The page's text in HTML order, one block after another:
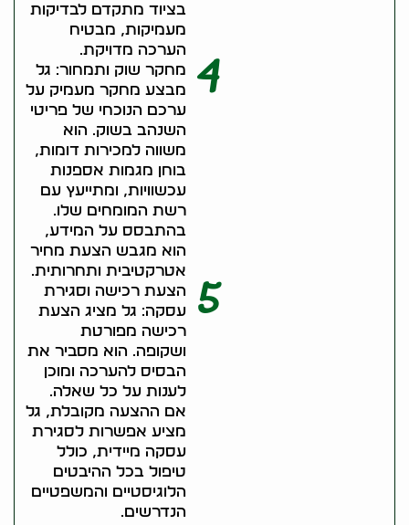
בציוד מתקדם לבדיקות
מעמיקות, מבטיח
הערכה מדויקת.
4
מחקר שוק ותמחור: גל
מבצע מחקר מעמיק על
ערכם הנוכחי של פריטי
השנהב בשוק. הוא
משווה למכירות דומות,
בוחן מגמות אספנות
עכשוויות, ומתייעץ עם
רשת המומחים שלו.
בהתבסס על המידע,
הוא מגבש הצעת מחיר
אטרקטיבית ותחרותית.
5
הצעת רכישה וסגירת
עסקה: גל מציג הצעת
רכישה מפורטת
ושקופה. הוא מסביר את
הבסיס להערכה ומוכן
לענות על כל שאלה.
אם ההצעה מקובלת, גל
מציע אפשרות לסגירת
עסקה מיידית, כולל
טיפול בכל ההיבטים
הלוגיסטיים והמשפטיים
הנדרשים.